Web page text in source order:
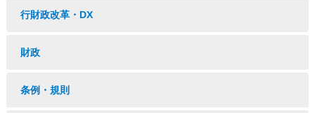
行財政改革・DX
財政
条例・規則